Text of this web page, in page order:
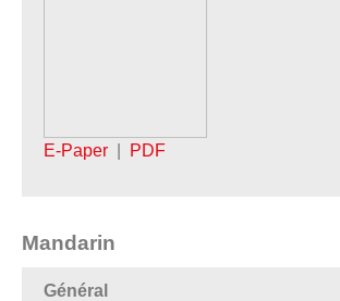
E-Paper PDF
Mandarin
Général